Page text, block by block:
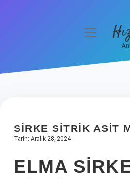
Hakkımızda
menüyü
SIRKE SITRIK ASIT
Tarih: Aralık 28, 2024
ELMA